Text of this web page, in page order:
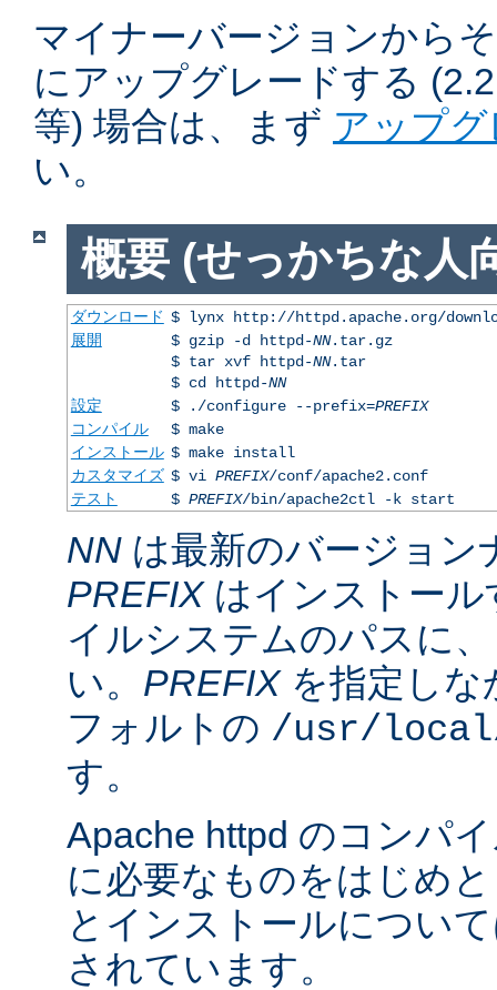
マイナーバージョンから
にアップグレードする
等) 場合は、まず アップ
い。
概要 (せっかちな人
ダウンロード $ lynx http://httpd.apache.org/
展開
$ gzip -d httpd-NN.tar.gz
$ tar xvf httpd-NN.tar
$ cd httpd-NN
設定
$ ./configure --prefix=PREFIX
コンパイル
$ make
インストール $ make install
カスタマイズ $ vi PREFIX/conf/apache2.conf
テスト
$ PREFIX/bin/apache2ctl -k start
NN は最新のバージョン
PREFIXはインストール
イルシステムのパスに
い。 PREFIXを指定しな
フォルトの /usr/local/
す。
Apache httpd のコンパ
に必要なものをはじめ
とインストールについ
されています。